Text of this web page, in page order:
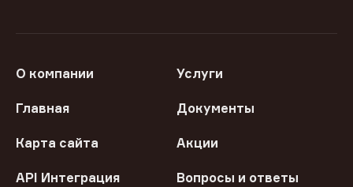
О компании Услуги
Главная Документы
Карта сайта Акции
API Интеграция Вопросы и ответы